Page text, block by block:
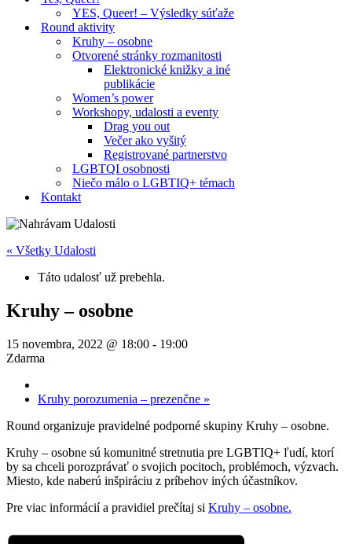
YES, Queer! – Výsledky súťaže
Round aktivity
Kruhy – osobne
Otvorené stránky rozmanitosti
Elektronické knižky a iné
publikácie
Women’s power
Workshopy, udalosti a eventy
Drag you out
Večer ako vyšitý
Registrované partnerstvo
LGBTQI osobnosti
Niečo málo o LGBTIQ+ témach
Kontakt
« Všetky Udalosti
Táto udalosť už prebehla.
Kruhy – osobne
15 novembra, 2022 @ 18:00 - 19:00
Zdarma
Kruhy porozumenia – prezenčne »
Round organizuje pravidelné podporné skupiny Kruhy – osobne.
Kruhy – osobne sú komunitné stretnutia pre LGBTIQ+ ľudí, ktorí
by sa chceli porozprávať o svojich pocitoch, problémoch, výzvach.
Miesto, kde naberú inšpiráciu z príbehov iných účastníkov.
Pre viac informácií a pravidiel prečítaj si Kruhy – osobne.